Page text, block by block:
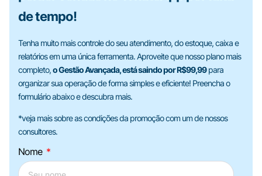
de tempo!
Tenha muito mais controle do seu atendimento, do estoque, caixa e
relatórios em uma única ferramenta. Aproveite que nosso plano mais
completo,o Gestão Avançada, está saindo por R$99,99para
organizar sua operação de forma simples e eficiente! Preencha o
formulário abaixo e descubra mais.
*veja mais sobre as condições da promoção com um de nossos
consultores.
Nome